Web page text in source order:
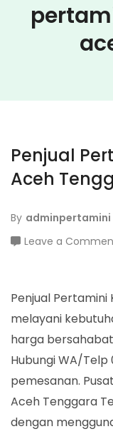
Penjual
Aceh
By adminpertamini
Leave a
Penjual
melayani
harga bersahabat,
Hubungi WA/Telp
pemesanan.
Aceh Tenggara
dengan